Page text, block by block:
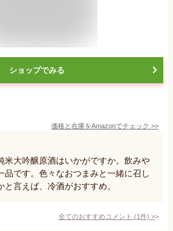
ショップでみる
価格と在庫をAmazonでチェック >>
大吟醸原酒はいかがですか。飲みや
品です。色々なおつまみと一緒に召し
と言えば、冷酒がおすすめ。
全てのおすすめコメント (1件) >